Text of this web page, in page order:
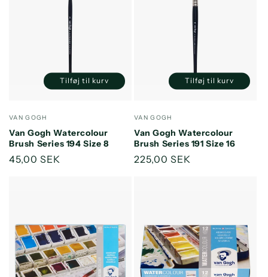
Forhandler:
VAN GOGH
Van Gogh Watercolour
Brush Series 194 Size 8
Normalpris
45,00 SEK
Reducer
Default
Title
Øg
Title
Tilføj til kurv
Forhandler:
VAN GOGH
Van Gogh Watercolour
Brush Series 191 Size 16
Normalpris
225,00 SEK
Reducer
Default
Title
Øg
Title
Tilføj til kurv